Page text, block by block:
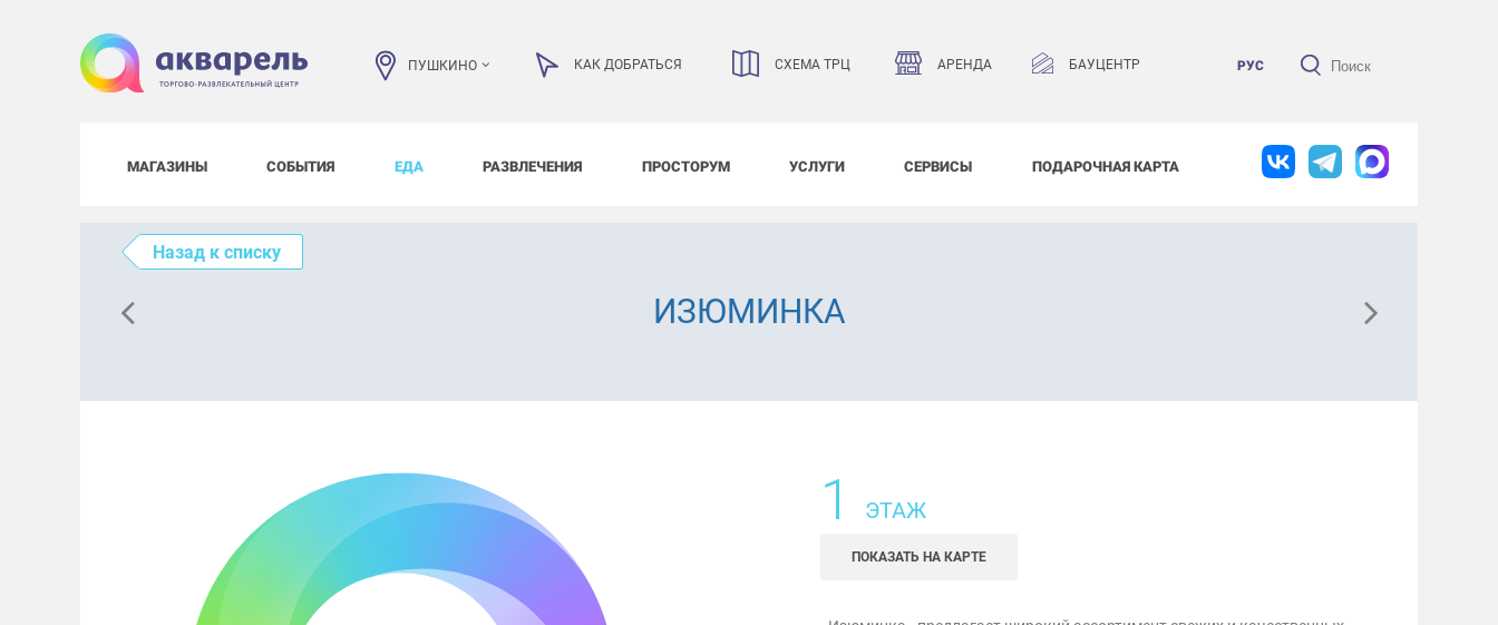
ПУШКИНО КАК ДОБРАТЬСЯ СХЕМА ТРЦ АРЕНДА БАУЦЕНТР РУС
МАГАЗИНЫ СОБЫТИЯ ЕДА РАЗВЛЕЧЕНИЯ ПРОСТОРУМ УСЛУГИ СЕРВИСЫ ПОДАРОЧНАЯ КАРТА
Назад к списку
ИЗЮМИНКА
1 ЭТАЖ
ПОКАЗАТЬ НА КАРТЕ